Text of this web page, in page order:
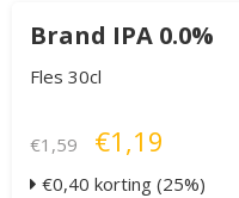
Brand IPA 0.0%
Fles 30cl
€1,59 €1,19
€0,40 korting (25%)